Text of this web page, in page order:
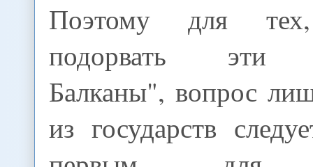
Поэтому для
подорвать эти
Балканы", вопрос
из государств